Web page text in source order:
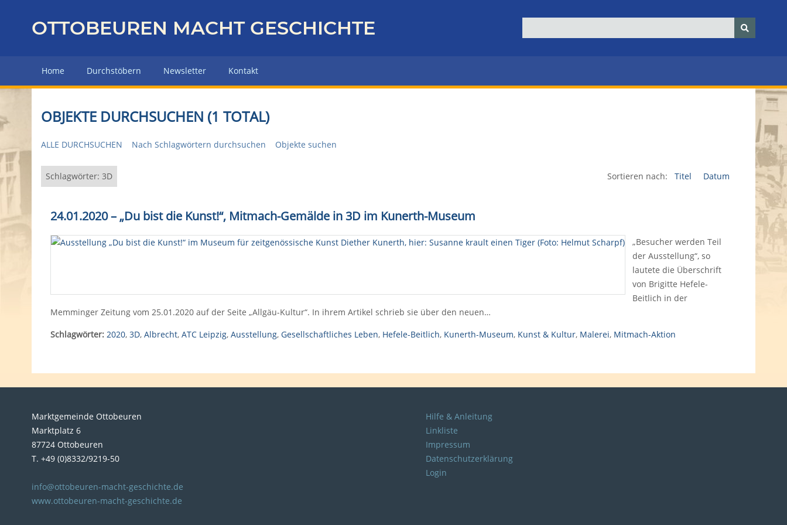
z
r
H
u
p
e
OTTOBEUREN MACHT GESCHICHTE
Home Durchstöbern Newsletter Kontakt
OBJEKTE DURCHSUCHEN (1 TOTAL)
ALLE DURCHSUCHEN Nach Schlagwörtern durchsuchen Objekte suchen
Schlagwörter: 3D Sortieren nach: Titel Datum
24.01.2020 – „Du bist die Kunst!“, Mitmach-Gemälde in 3D im Kunerth-Museum
„Besucher werden Teil
der Ausstellung“, so
lautete die Überschrift
von Brigitte Hefele-
Beitlich in der
Memminger Zeitung vom 25.01.2020 auf der Seite „Allgäu-Kultur“. In ihrem Artikel schrieb sie über den neuen…
Schlagwörter: 2020, 3D, Albrecht, ATC Leipzig, Ausstellung, Gesellschaftliches Leben, Hefele-Beitlich, Kunerth-Museum, Kunst & Kultur, Malerei, Mitmach-Aktion
Marktgemeinde Ottobeuren
Marktplatz 6
87724 Ottobeuren
T. +49 (0)8332/9219-50
info@ottobeuren-macht-geschichte.de
www.ottobeuren-macht-geschichte.de
Hilfe & Anleitung
Linkliste
Impressum
Datenschutzerklärung
Login